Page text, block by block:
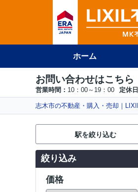
ホーム
お問い合わせはこちら
営業時間： 10：00～19：00 定休日
志木市の不動産・購入・売却｜
駅を絞り込む
絞り込み
価格